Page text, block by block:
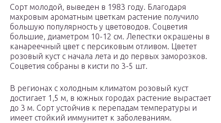
Сорт молодой, выведен в 1983 году. Благодаря
махровым ароматным цветкам растение получило
большую популярность у цветоводов. Соцветия
большие, диаметром 10-12 см. Лепестки окрашены в
канареечный цвет с персиковым отливом. Цветет
розовый куст с начала лета и до первых заморозков.
Соцветия собраны в кисти по 3-5 шт.
В регионах с холодным климатом розовый куст
достигает 1,5 м, в южных городах растение вырастает
до 3 м. Сорт устойчив к перепадам температуры и
имеет стойкий иммунитет к заболеваниям.